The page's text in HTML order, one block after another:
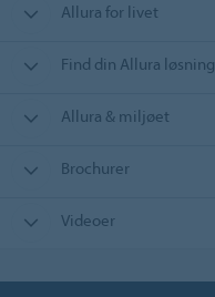
Allura for livet
Find din Allura løsning
Allura & miljøet
Brochurer
Videoer